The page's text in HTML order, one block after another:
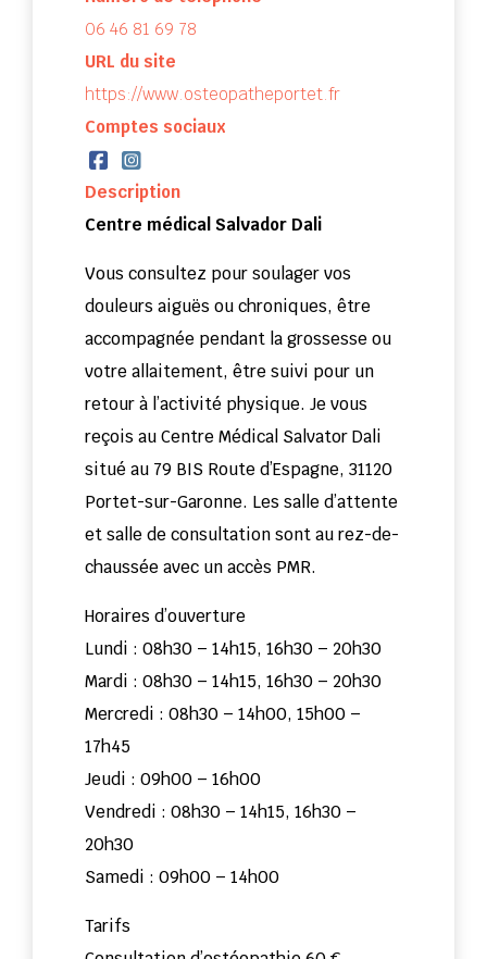
06 46 81 69 78
URL du site
https://www.osteopatheportet.fr
Comptes sociaux
Description
Centre médical Salvador Dali
Vous consultez pour soulager vos
douleurs aiguës ou chroniques, être
accompagnée pendant la grossesse ou
votre allaitement, être suivi pour un
retour à l’activité physique. Je vous
reçois au Centre Médical Salvator Dali
situé au 79 BIS Route d’Espagne, 31120
Portet-sur-Garonne. Les salle d’attente
et salle de consultation sont au rez-de-
chaussée avec un accès PMR.
Horaires d’ouverture
Lundi : 08h30 – 14h15, 16h30 – 20h30
Mardi : 08h30 – 14h15, 16h30 – 20h30
Mercredi : 08h30 – 14h00, 15h00 –
17h45
Jeudi : 09h00 – 16h00
Vendredi : 08h30 – 14h15, 16h30 –
20h30
Samedi : 09h00 – 14h00
Tarifs